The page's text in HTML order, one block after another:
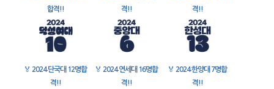
합격!!
격!!
격!!
🏅 2024 단국대 12명합
격!!
🏅 2024 연세대 16명합
격!!
🏅 2024 한양대 7명합
격!!